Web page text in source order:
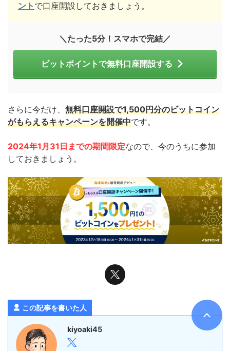
ント で口座開設しておきましょう。
＼たった5分！スマホで完結／
ビットポイントで無料口座開設する
さらに今だけ、 無料口座開設で1,500円分のビットコイン
がもらえるキャンペーンを開催中です。
2024年1月31日 までの期間限定なので、今のうちに参加
しておきましょう。
この記事を書いた人
kiyoaki45